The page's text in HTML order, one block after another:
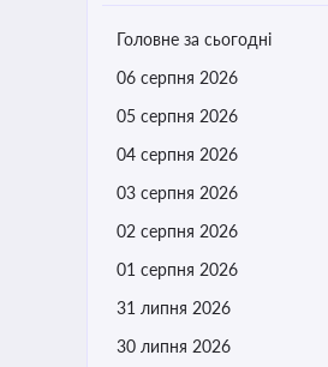
Головне за сьогодні
06 серпня 2026
05 серпня 2026
04 серпня 2026
03 серпня 2026
02 серпня 2026
01 серпня 2026
31 липня 2026
30 липня 2026